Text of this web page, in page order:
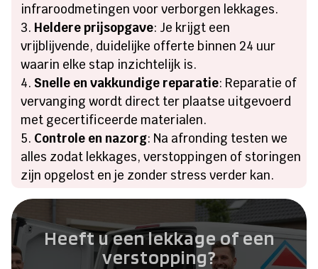
infraroodmetingen voor verborgen lekkages.
Heldere prijsopgave: Je krijgt een
vrijblijvende, duidelijke offerte binnen 24 uur
waarin elke stap inzichtelijk is.
Snelle en vakkundige reparatie: Reparatie of
vervanging wordt direct ter plaatse uitgevoerd
met gecertificeerde materialen.
Controle en nazorg: Na afronding testen we
alles zodat lekkages, verstoppingen of storingen
zijn opgelost en je zonder stress verder kan.
Heeft u een lekkage of een
verstopping?